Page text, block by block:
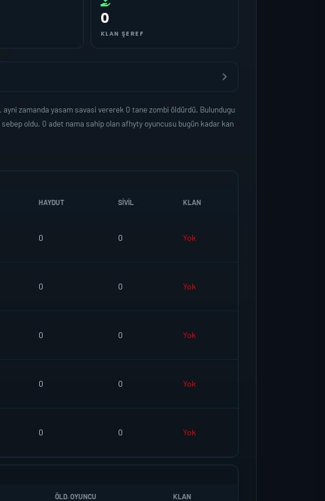
0
KLAN ŞEREF
zamanda yasam savasi vererek 0 tane zombi öldürdü. Bulundugu
oldu. 0 adet nama sahip olan afhyty oyuncusu bugün kadar kan
HAYDUT SIVIL KLAN
0 0 Yok
0 0 Yok
0 0 Yok
0 0 Yok
0 0 Yok
ÖLD. OYUNCU KLAN